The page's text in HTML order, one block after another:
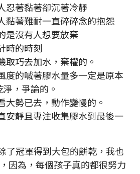
忍著黏著卻沉著冷靜
黏著難耐一直碎碎念的抱怨
是沒有人想要放棄
時的時刻
取巧去加水，棄權的。
度的喊著膠水量多一定是原本
，爭論的。
大勢已去，動作變慢的。
安靜且專注收集膠水到最後一
冠軍得到大包的餅乾，我也
因為，每個孩子真的都很努力